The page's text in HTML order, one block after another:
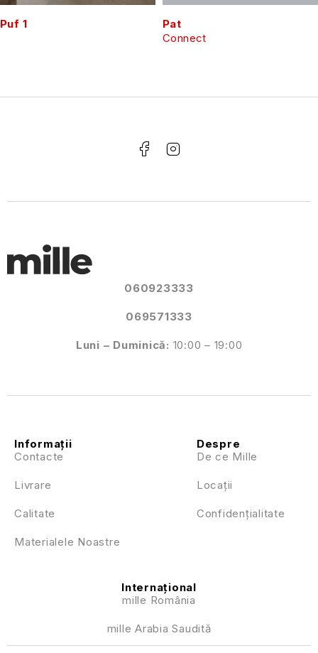
Puf 1
Pat
Connect
060923333
069571333
Luni – Duminică: 10:00 – 19:00
Despre
De ce Mille
Locații
Confidențialitate
Informații
Contacte
Livrare
Calitate
Materialele Noastre
Internațional
mille România
mille Arabia Saudită